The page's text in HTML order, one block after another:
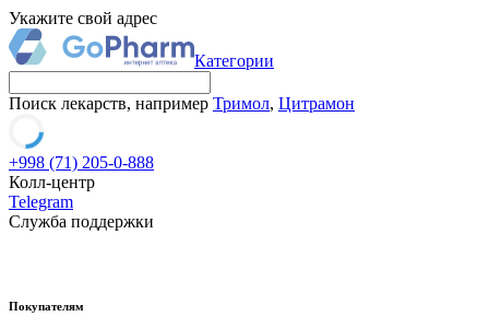
Укажите свой адрес
Категории
Поиск лекарств, например Тримол, Цитрамон
+998 (71) 205-0-888
Колл-центр
Telegram
Служба поддержки
Покупателям